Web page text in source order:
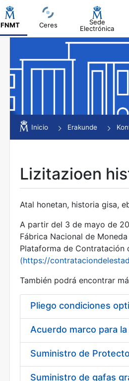
FNMT Ceres
Sede
Electrónica
Erakutsi/Ezkutatu
Erakutsi/Ezkutatu
Erakutsi/Ezkutatu
Erakutsi/Ezkutatu
Erakutsi/Ezkutatu
Erakutsi/Ezkutatu
Inicio Erakunde
Lizitazioen
Atal honetan, historia gisa,
A partir del 3 de mayo de
Fábrica Nacional de
Plataforma de Contratación
(https://
También podrá encontrar
Pliego condiciones
Acuerdo marco para